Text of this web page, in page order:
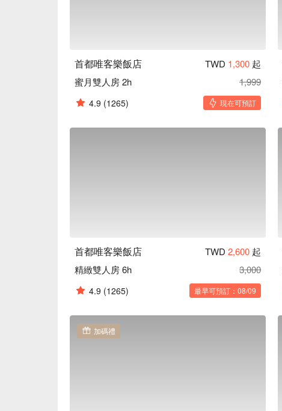
首都唯客樂飯店 TWD 1,300 起
蜜月雙人房 2h
1,999
4.9 (1265) 現在可預訂
首都唯客樂飯店 TWD 2,600 起
精緻雙人房 6h
3,000
4.9 (1265) 最早可預訂：08/09
加碼禮